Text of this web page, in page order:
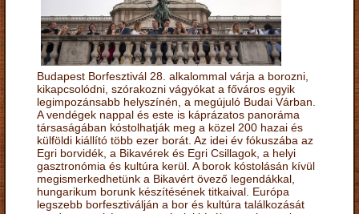
Budapest Borfesztivál 28. alkalommal várja a borozni,
kikapcsolódni, szórakozni vágyókat a főváros egyik
legimpozánsabb helyszínén, a megújuló Budai Várban.
A vendégek nappal és este is káprázatos panoráma
társaságában kóstolhatják meg a közel 200 hazai és
külföldi kiállító több ezer borát. Az idei év fókuszába az
Egri borvidék, a Bikavérek és Egri Csillagok, a helyi
gasztronómia és kultúra kerül. A borok kóstolásán kívül
megismerkedhetünk a Bikavért övező legendákkal,
hungarikum borunk készítésének titkaival. Európa
legszebb borfesztiválján a bor és kultúra találkozását